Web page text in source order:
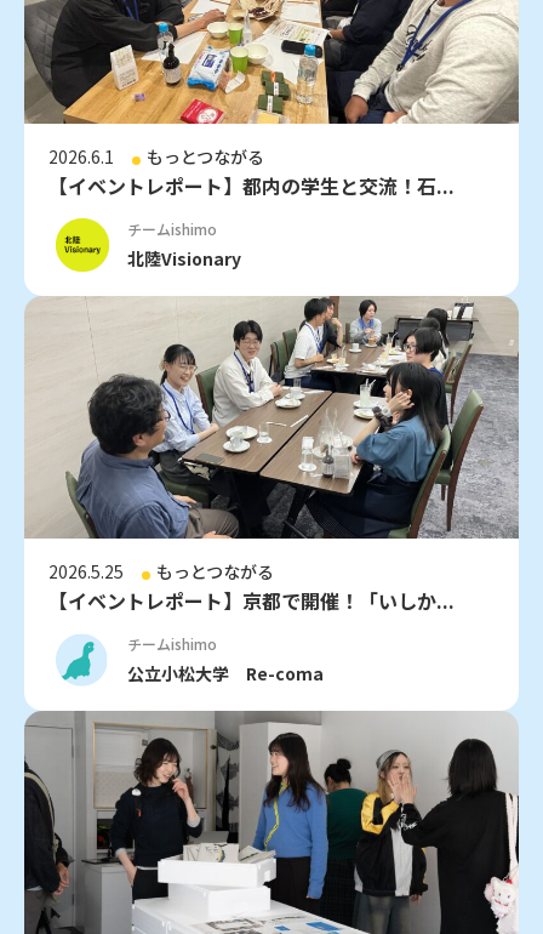
2026.6.1 もっとつながる
【イベントレポート】都内の学生と交流！石...
チームishimo
北陸Visionary
2026.5.25 もっとつながる
【イベントレポート】京都で開催！「いしか...
チームishimo
公立小松大学 Re-coma